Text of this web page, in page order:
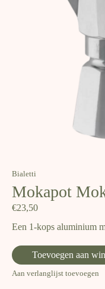
Bialetti
Mokapot
€23,50
Een 1-kops aluminium
Toevoegen aan
Aan verlanglijst toevoegen